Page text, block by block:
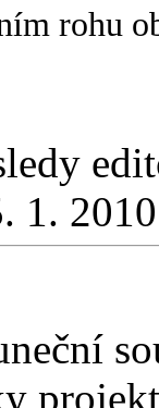
rohu
1.